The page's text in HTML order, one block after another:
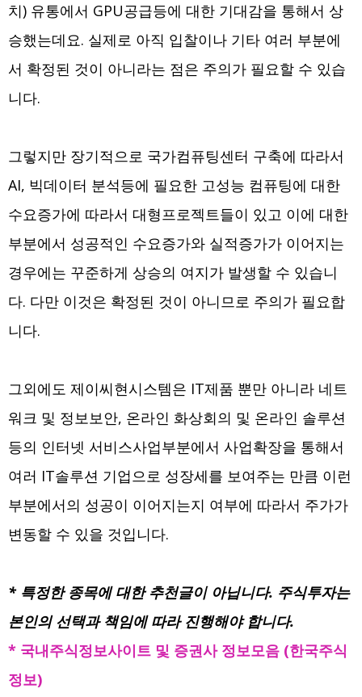
치) 유통에서 GPU공급등에 대한 기대감을 통해서 상
승했는데요. 실제로 아직 입찰이나 기타 여러 부분에
서 확정된 것이 아니라는 점은 주의가 필요할 수 있습
니다.
그렇지만 장기적으로 국가컴퓨팅센터 구축에 따라서
AI, 빅데이터 분석등에 필요한 고성능 컴퓨팅에 대한
수요증가에 따라서 대형프로젝트들이 있고 이에 대한
부분에서 성공적인 수요증가와 실적증가가 이어지는
경우에는 꾸준하게 상승의 여지가 발생할 수 있습니
다. 다만 이것은 확정된 것이 아니므로 주의가 필요합
니다.
그외에도 제이씨현시스템은 IT제품 뿐만 아니라 네트
워크 및 정보보안, 온라인 화상회의 및 온라인 솔루션
등의 인터넷 서비스사업부분에서 사업확장을 통해서
여러 IT솔루션 기업으로 성장세를 보여주는 만큼 이런
부분에서의 성공이 이어지는지 여부에 따라서 주가가
변동할 수 있을 것입니다.
* 특정한 종목에 대한 추천글이 아닙니다. 주식투자는
본인의 선택과 책임에 따라 진행해야 합니다.
* 국내주식정보사이트 및 증권사 정보모음 (한국주식
정보)